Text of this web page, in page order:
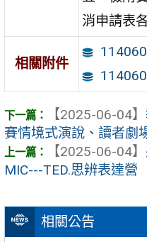
相關公告
消申請表
相關附件
【2025-06-04】
賽情境式演說、讀者劇
【2025-06-04】
MIC---TED.思辨表達營